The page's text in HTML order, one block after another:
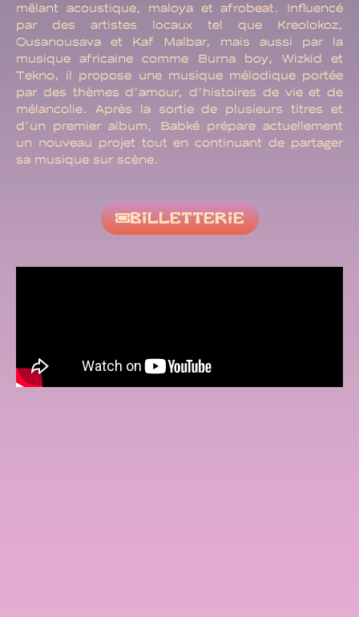
mêlant acoustique, maloya et afrobeat. Influencé
par des artistes locaux tel que Kreolokoz,
Ousanousava et Kaf Malbar, mais aussi par la
musique africaine comme Burna boy, Wizkid et
Tekno, il propose une musique mélodique portée
par des thèmes d’amour, d’histoires de vie et de
mélancolie. Après la sortie de plusieurs titres et
d’un premier album, Babké prépare actuellement
un nouveau projet tout en continuant de partager
sa musique sur scène.
BILLETTERIE